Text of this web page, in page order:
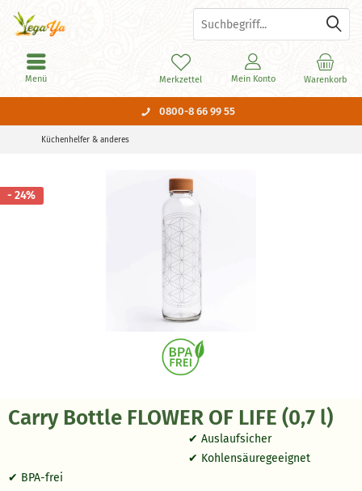
0800-8 66 99 55
Warenkorb
Merkzettel Mein Konto
Menü
Küchenhelfer & anderes
- 24%
Carry Bottle FLOWER OF LIFE (0,7 l)
✔ Auslaufsicher
✔ Kohlensäuregeeignet
✔ BPA-frei